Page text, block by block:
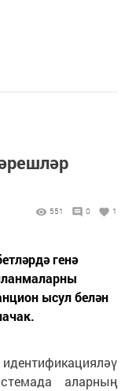
551 0 1
генә
ысул белән
аларның